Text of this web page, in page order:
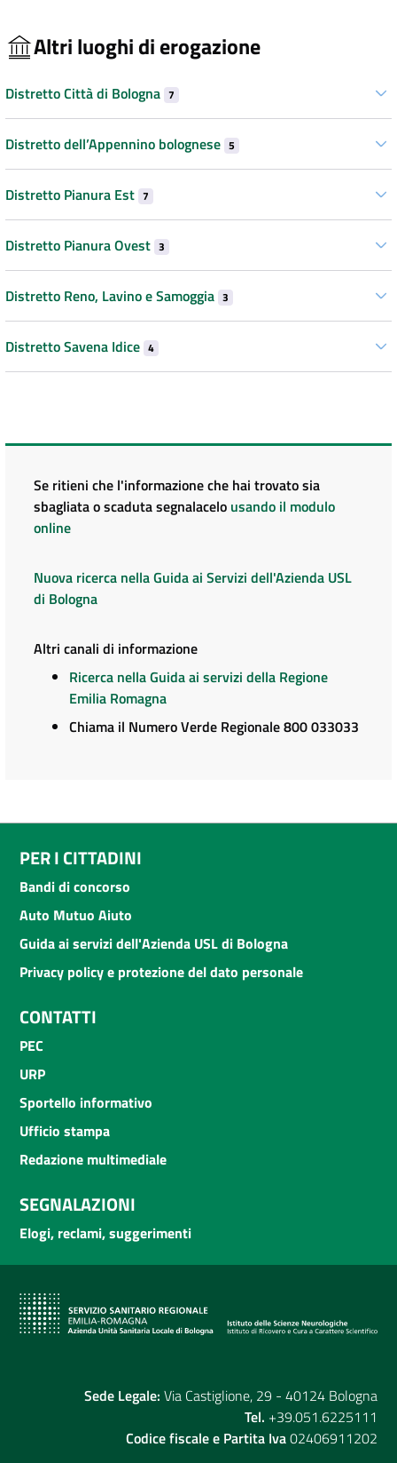
Altri luoghi di erogazione
Distretto Città di Bologna 7
Distretto dell’Appennino bolognese 5
Distretto Pianura Est 7
Distretto Pianura Ovest 3
Distretto Reno, Lavino e Samoggia 3
Distretto Savena Idice 4
Se ritieni che l'informazione che hai trovato sia
sbagliata o scaduta segnalacelo usando il modulo
online
Nuova ricerca nella Guida ai Servizi dell'Azienda USL
di Bologna
Altri canali di informazione
Ricerca nella Guida ai servizi della Regione
Emilia Romagna
Chiama il Numero Verde Regionale 800 033033
PER I CITTADINI
Bandi di concorso
Auto Mutuo Aiuto
Guida ai servizi dell'Azienda USL di Bologna
Privacy policy e protezione del dato personale
CONTATTI
PEC
URP
Sportello informativo
Ufficio stampa
Redazione multimediale
SEGNALAZIONI
Elogi, reclami, suggerimenti
Sede Legale: Via Castiglione, 29 - 40124 Bologna
Tel. +39.051.6225111
Codice fiscale e Partita Iva02406911202